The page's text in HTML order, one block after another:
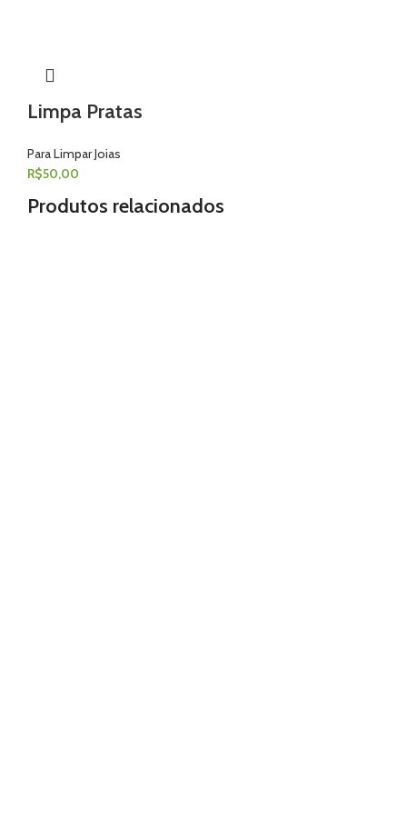
Limpa Pratas
Para Limpar Joias
R$50,00
Produtos relacionados